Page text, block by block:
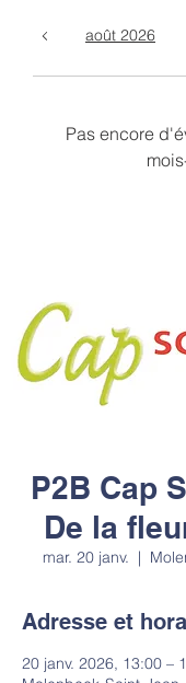
août 2026
Pas encore
P2B Cap
De la
mar. 20 janv.
  |
Adresse et
20 janv. 2026, 13:00 –